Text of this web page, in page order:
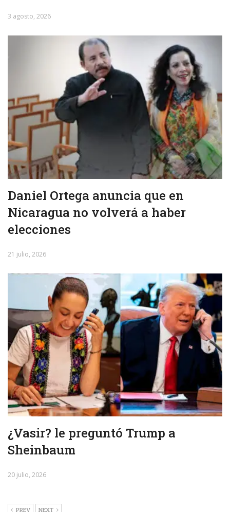
3 agosto, 2026
Daniel Ortega anuncia que en
Nicaragua no volverá a haber
elecciones
21 julio, 2026
¿Vasir? le preguntó Trump a
Sheinbaum
20 julio, 2026
PREV NEXT